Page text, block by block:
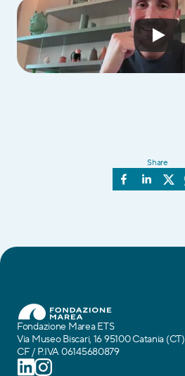
Share
Fondazione Marea ETS
Via Museo Biscari, 16 95100 Catania (CT)
CF / P.IVA 06145680879